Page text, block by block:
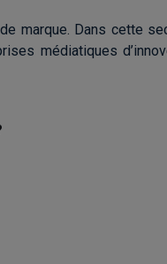
Dans cette
médiatiques